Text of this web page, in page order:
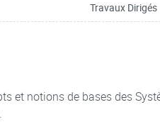
Travaux Dirigés
et notions de bases des